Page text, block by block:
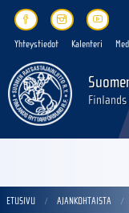
Yhteystiedot Kalenteri
ETUSIVU AJANKOHTAISTA